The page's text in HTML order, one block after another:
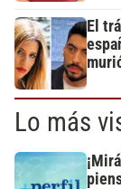
El
Lo más